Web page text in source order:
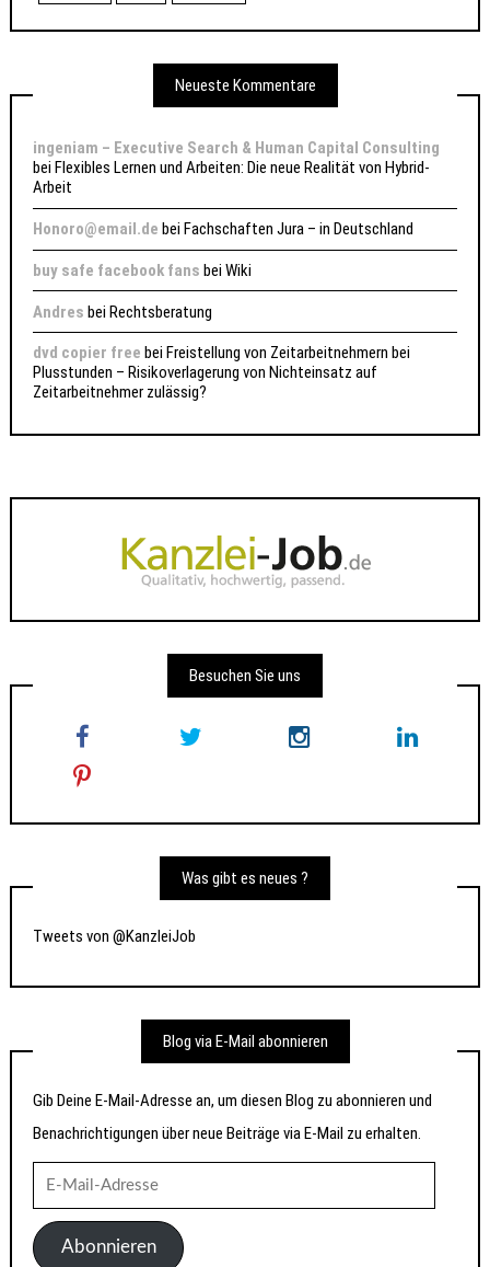
Neueste Kommentare
ingeniam – Executive Search & Human Capital Consulting
bei Flexibles Lernen und Arbeiten: Die neue Realität von Hybrid-
Arbeit
Honoro@email.de beiFachschaften Jura – in Deutschland
buy safe facebook fans beiWiki
Andres beiRechtsberatung
dvd copier free bei Freistellung von Zeitarbeitnehmern bei
Plusstunden – Risikoverlagerung von Nichteinsatz auf
Zeitarbeitnehmer zulässig?
Besuchen Sie uns
Was gibt es neues ?
Tweets von @KanzleiJob
Blog via E-Mail abonnieren
Gib Deine E-Mail-Adresse an, um diesen Blog zu abonnieren und
Benachrichtigungen über neue Beiträge via E-Mail zu erhalten.
Mail-
AdresseAbonnieren